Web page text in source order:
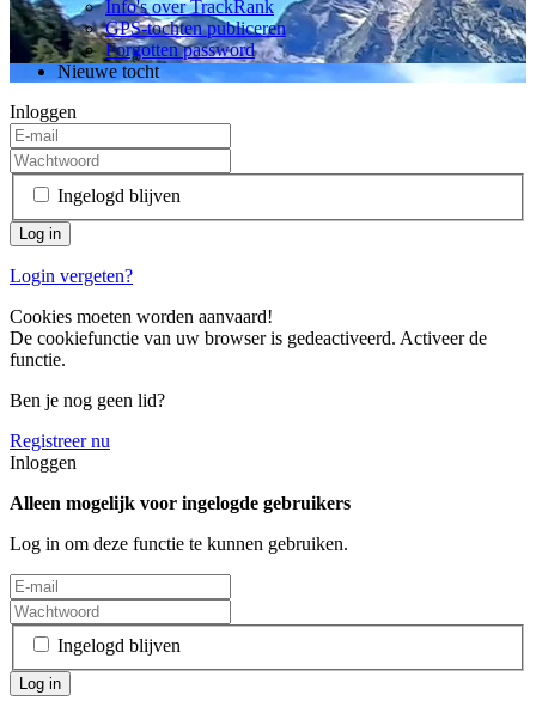
Info's over TrackRank
GPS-tochten publiceren
Forgotten password
Nieuwe tocht
Inloggen
Ingelogd blijven
Login vergeten?
Cookies moeten worden aanvaard!
De cookiefunctie van uw browser is gedeactiveerd. Activeer de
functie.
Ben je nog geen lid?
Registreer nu
Inloggen
Alleen mogelijk voor ingelogde gebruikers
Log in om deze functie te kunnen gebruiken.
Ingelogd blijven